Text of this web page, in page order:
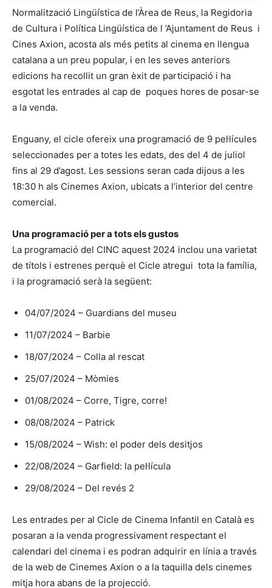
Normalització Lingüística de l’Àrea de Reus, la Regidoria
de Cultura i Política Lingüística de l ’Ajuntament de Reus i
Cines Axion, acosta als més petits al cinema en llengua
catalana a un preu popular, i en les seves anteriors
edicions ha recollit un gran èxit de participació i ha
esgotat les entrades al cap de poques hores de posar-se
a la venda.
Enguany, el cicle ofereix una programació de 9 pel·lícules
seleccionades per a totes les edats, des del 4 de juliol
fins al 29 d’agost. Les sessions seran cada dijous a les
18:30 h als Cinemes Axion, ubicats a l’interior del centre
comercial.
Una programació per a tots els gustos
La programació del CINC aquest 2024 inclou una varietat
de títols i estrenes perquè el Cicle atregui tota la família,
i la programació serà la següent:
04/07/2024 – Guardians del museu
11/07/2024 – Barbie
18/07/2024 – Colla al rescat
25/07/2024 – Mòmies
01/08/2024 – Corre, Tigre, corre!
08/08/2024 – Patrick
15/08/2024 – Wish: el poder dels desitjos
22/08/2024 – Garfield: la pel·lícula
29/08/2024 – Del revés 2
Les entrades per al Cicle de Cinema Infantil en Català es
posaran a la venda progressivament respectant el
calendari del cinema i es podran adquirir en línia a través
de la web de Cinemes Axion o a la taquilla dels cinemes
mitja hora abans de la projecció.